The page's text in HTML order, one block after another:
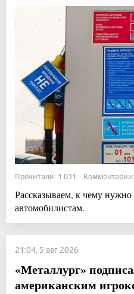
Прочитали: 1 031
Рассказываем, к чему
автомобилистам.
21:04, 5 авг 2026
«Металлург»
американским